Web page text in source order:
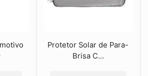
Protetor Solar de Para-
Brisa C...